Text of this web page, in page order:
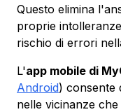
Questo elimina
proprie
rischio di errori
L'app mobile di
Android) consente
nelle vicinanze